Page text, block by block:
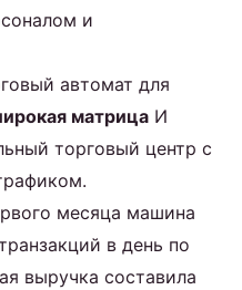
и
автомат для
матрица И
торговый центр с
месяца машина
в день по
выручка составила